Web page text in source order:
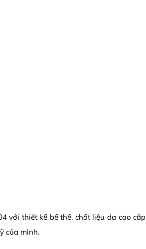
với thiết kế bề thế, chất liệu da cao cấp
của mình.